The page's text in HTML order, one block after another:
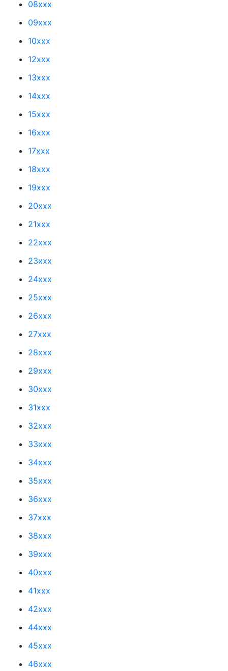
08xxx
09xxx
10xxx
12xxx
13xxx
14xxx
15xxx
16xxx
17xxx
18xxx
19xxx
20xxx
21xxx
22xxx
23xxx
24xxx
25xxx
26xxx
27xxx
28xxx
29xxx
30xxx
31xxx
32xxx
33xxx
34xxx
35xxx
36xxx
37xxx
38xxx
39xxx
40xxx
41xxx
42xxx
44xxx
45xxx
46xxx